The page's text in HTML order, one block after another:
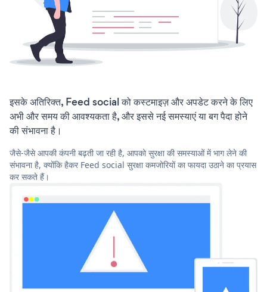
इसके अतिरिक्त, Feed social को कस्टमाइज़ और अपडेट करने के लिए
अभी और समय की आवश्यकता है, और इससे नई समस्याएं या बग पैदा होने
की संभावना है।
जैसे-जैसे आपकी कंपनी बढ़ती जा रही है, आपको सुरक्षा की समस्याओं में भाग लेने की
संभावना है, क्योंकि हैकर Feed social सुरक्षा कमजोरियों का फायदा उठाने का प्रयास
कर सकते हैं।